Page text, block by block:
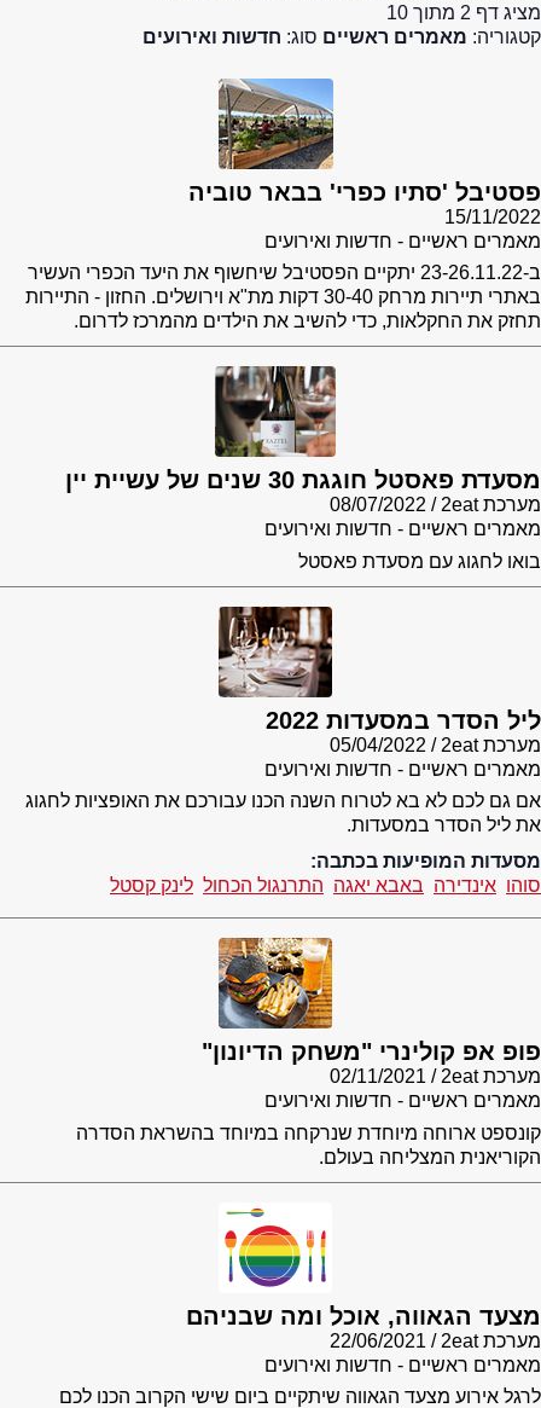
מציג דף 2 מתוך 10
קטגוריה: מאמרים ראשיים סוג: חדשות ואירועים
פסטיבל 'סתיו כפרי' בבאר טוביה
15/11/2022
מאמרים ראשיים - חדשות ואירועים
ב-23-26.11.22 יתקיים הפסטיבל שיחשוף את היעד הכפרי העשיר
באתרי תיירות מרחק 30-40 דקות מת"א וירושלים. החזון - התיירות
תחזק את החקלאות, כדי להשיב את הילדים מהמרכז לדרום.
מסעדת פאסטל חוגגת 30 שנים של עשיית יין
מערכת 2eat
08/07/2022
מאמרים ראשיים - חדשות ואירועים
בואו לחגוג עם מסעדת פאסטל
ליל הסדר במסעדות 2022
מערכת 2eat
05/04/2022
מאמרים ראשיים - חדשות ואירועים
אם גם לכם לא בא לטרוח השנה הכנו עבורכם את האופציות לחגוג
את ליל הסדר במסעדות.
מסעדות המופיעות בכתבה:
סוהו אינדירה באבא יאגה התרנגול הכחול לינק קסטל
פופ אפ קולינרי "משחק הדיונון"
מערכת 2eat
02/11/2021
מאמרים ראשיים - חדשות ואירועים
קונספט ארוחה מיוחדת שנרקחה במיוחד בהשראת הסדרה
הקוריאנית המצליחה בעולם.
מצעד הגאווה, אוכל ומה שבניהם
מערכת 2eat
22/06/2021
מאמרים ראשיים - חדשות ואירועים
לרגל אירוע מצעד הגאווה שיתקיים ביום שישי הקרוב הכנו לכם